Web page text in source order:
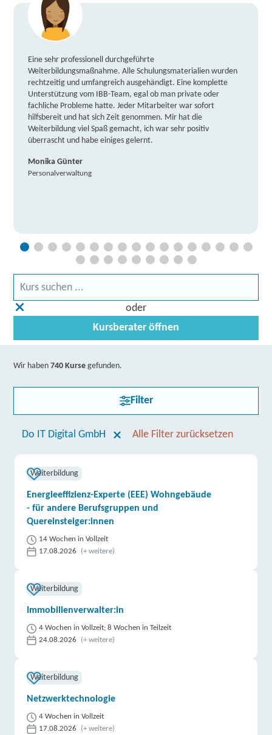
Eine sehr professionell durchgeführte
Weiterbildungsmaßnahme. Alle Schulungsmaterialien wurden
rechtzeitig und umfangreich ausgehändigt. Eine komplette
Unterstützung vom IBB-Team, egal ob man private oder
fachliche Probleme hatte. Jeder Mitarbeiter war sofort
hilfsbereit und hat sich Zeit genommen. Mir hat die
Weiterbildung viel Spaß gemacht, ich war sehr positiv
überrascht und habe einiges gelernt.
Monika Günter
Personalverwaltung
oder
Kursberater öffnen
Wir haben740 Kurse gefunden.
Filter
Do IT Digital GmbH Alle Filter zurücksetzen
Weiterbildung
Energieeffizienz-Experte (EEE) Wohngebäude
- für andere Berufsgruppen und
Quereinsteiger:innen
14 Wochen in Vollzeit
17.08.2026
(+ weitere)
Weiterbildung
Immobilienverwalter:in
4 Wochen in Vollzeit; 8 Wochen in Teilzeit
24.08.2026
(+ weitere)
Weiterbildung
Netzwerktechnologie
4 Wochen in Vollzeit
17.08.2026
(+ weitere)